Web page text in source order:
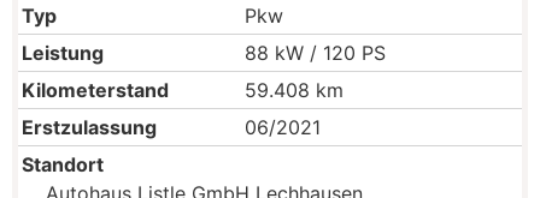
Typ
Pkw
Leistung
88 kW / 120 PS
Kilometerstand
59.408 km
Erstzulassung
06/2021
Standort